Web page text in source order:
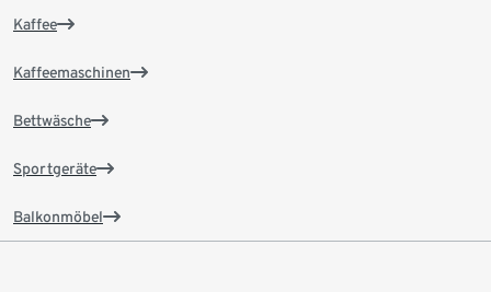
Kaffee
Kaffeemaschinen
Bettwäsche
Sportgeräte
Balkonmöbel